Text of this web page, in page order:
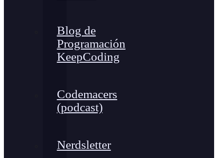
Blog de
Programación
KeepCoding
Codemacers
(podcast)
Nerdsletter